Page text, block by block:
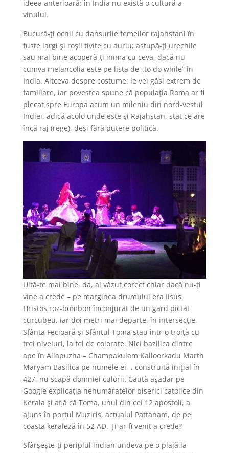
ideea anterioară: în India nu există o cultură a
vinului.
Bucură-ţi ochii cu dansurile femeilor rajahstani în
fuste largi şi roşii tivite cu auriu; astupă-ţi urechile
sau mai bine acoperă-ţi inima cu ceva, dacă nu
cumva melancolia este pe lista de „to do while” în
India. Altceva despre costume: le vei găsi extrem de
familiare, iar povestea spune că populaţia Roma ar fi
plecat spre Europa acum un mileniu din nord-vestul
Indiei, adică acolo unde este şi Rajahstan, stat ce are
încă raj (rege), deşi fără putere politică.
Uită-te mai bine, da, ai văzut corect chiar dacă nu-ţi
vine a crede – pe marginea drumului era Iisus
Hristos roz-bombon înconjurat de un gard pictat
curcubeu, iar doi metri mai departe, în intersecţie,
Sfânta Fecioară şi Sfântul Toma stau într-o troiţă cu
trei niveluri, la fel de colorate. Nici bazilica dintre
ape în Allapuzha – Champakulam Kalloorkadu Marth
Maryam Basilica pe numele ei -, construită iniţial în
427, nu scapă domniei culorii. Caută aşadar pe
Google explicaţia nenumăratelor biserici catolice din
Kerala şi află că Toma, unul din cei 12 apostoli, a
ajuns în portul Muziris, actualul Pattanam, de pe
coasta keraleză în 52 AD. Ţi-ar fi venit a crede?
Sfârşeşte-ţi periplul indian undeva pe o plajă la